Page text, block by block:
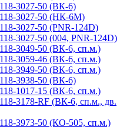
3027-50 (ВК-6)
3027-50 (НК-6М)
3027-50 (PNR-124D)
3027-50 (004, PNR-124D)
3049-50 (ВК-6, сп.м.)
3059-46 (ВК-6, сп.м.)
3949-50 (ВК-6, сп.м.)
3938-50 (ВК-6)
1017-15 (ВК-6, сп.м.)
3178-RF (ВК-6, сп.м., дв.
3973-50 (КО-505, сп.м.)